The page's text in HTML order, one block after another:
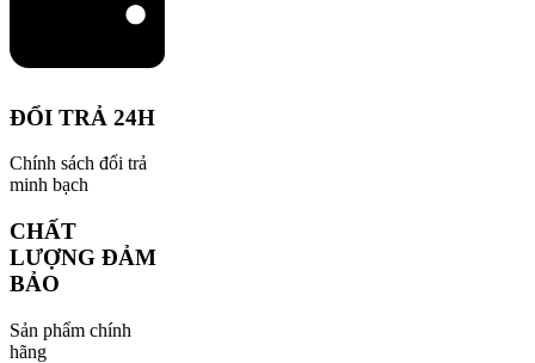
ĐỔI TRẢ 24H
Chính sách đổi trả
minh bạch
CHẤT
LƯỢNG ĐẢM
BẢO
Sản phẩm chính
hãng